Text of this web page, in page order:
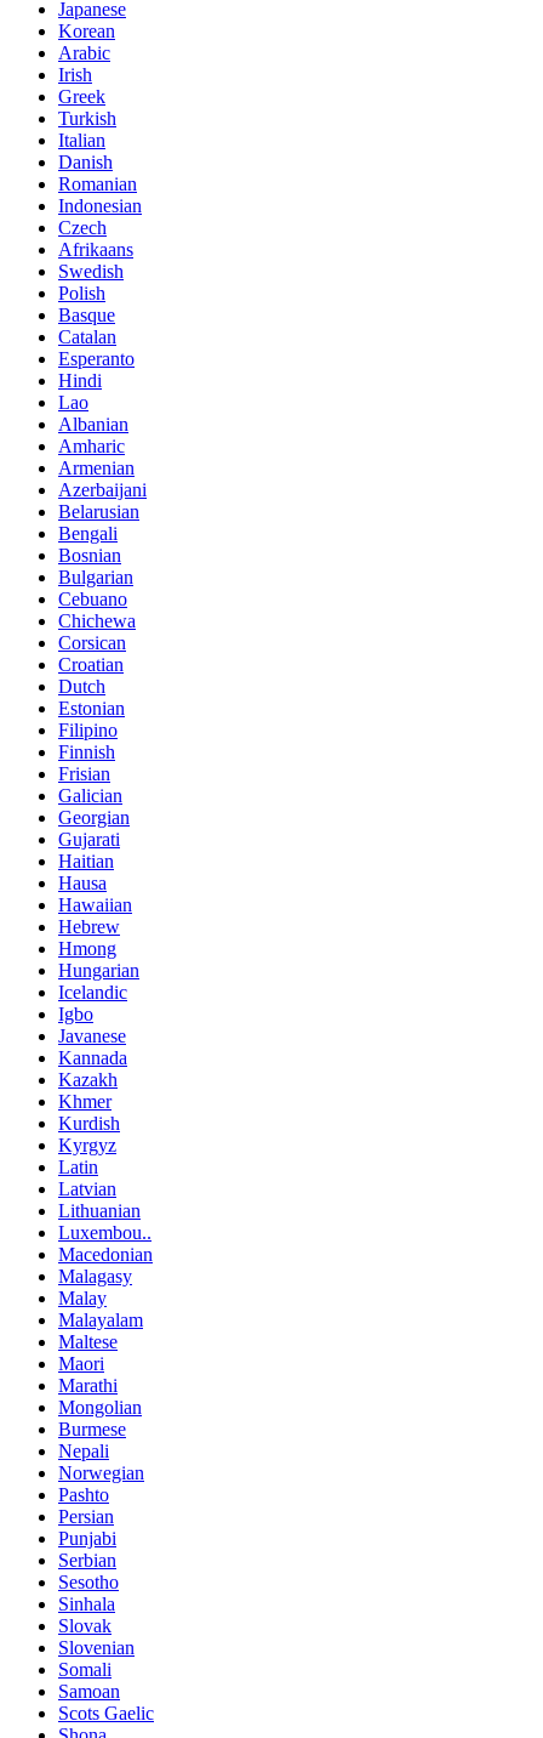
Japanese
Korean
Arabic
Irish
Greek
Turkish
Italian
Danish
Romanian
Indonesian
Czech
Afrikaans
Swedish
Polish
Basque
Catalan
Esperanto
Hindi
Lao
Albanian
Amharic
Armenian
Azerbaijani
Belarusian
Bengali
Bosnian
Bulgarian
Cebuano
Chichewa
Corsican
Croatian
Dutch
Estonian
Filipino
Finnish
Frisian
Galician
Georgian
Gujarati
Haitian
Hausa
Hawaiian
Hebrew
Hmong
Hungarian
Icelandic
Igbo
Javanese
Kannada
Kazakh
Khmer
Kurdish
Kyrgyz
Latin
Latvian
Lithuanian
Luxembou..
Macedonian
Malagasy
Malay
Malayalam
Maltese
Maori
Marathi
Mongolian
Burmese
Nepali
Norwegian
Pashto
Persian
Punjabi
Serbian
Sesotho
Sinhala
Slovak
Slovenian
Somali
Samoan
Scots Gaelic